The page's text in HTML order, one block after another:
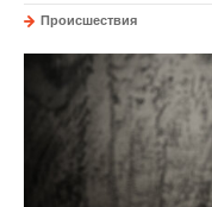
Происшествия